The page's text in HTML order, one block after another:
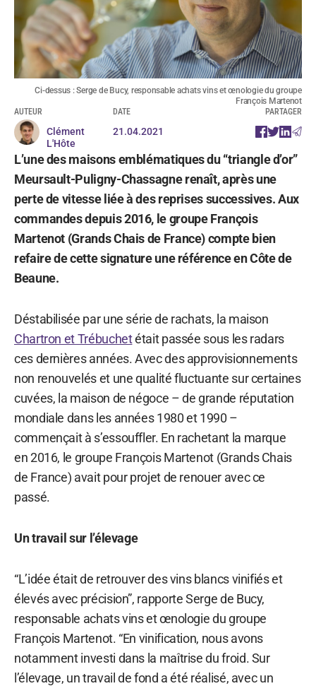
Ci-dessus : Serge de Bucy, responsable achats vins et œnologie du groupe
François Martenot
AUTEUR
Clément
L'Hôte
DATE
21.04.2021
PARTAGER
L’une des maisons emblématiques du “triangle d’or”
Meursault-Puligny-Chassagne renaît, après une
perte de vitesse liée à des reprises successives. Aux
commandes depuis 2016, le groupe François
Martenot (Grands Chais de France) compte bien
refaire de cette signature une référence en Côte de
Beaune.
Déstabilisée par une série de rachats, la maison
Chartron et Trébuchetétait passée sous les radars
ces dernières années. Avec des approvisionnements
non renouvelés et une qualité fluctuante sur certaines
cuvées, la maison de négoce – de grande réputation
mondiale dans les années 1980 et 1990 –
commençait à s’essouffler. En rachetant la marque
en 2016, le groupe François Martenot (Grands Chais
de France) avait pour projet de renouer avec ce
passé.
Un travail sur l’élevage
“L’idée était de retrouver des vins blancs vinifiés et
élevés avec précision”, rapporte Serge de Bucy,
responsable achats vins et œnologie du groupe
François Martenot. “En vinification, nous avons
notamment investi dans la maîtrise du froid. Sur
l’élevage, un travail de fond a été réalisé, avec un